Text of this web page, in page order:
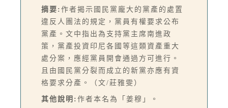
摘要: 作者揭示國民黨龐大的黨產的處置
違反人團法的規定，黨員有權要求公布
黨產。文中指出為支持黨主席南進政
策，黨產投資印尼各國等這類資產重大
處分案，應經黨員開會通過方可進行。
且由國民黨分裂而成立的新黨亦應有資
格要求分產。（文/莊雅雯）
其他說明: 作者本名為「姜穆」。